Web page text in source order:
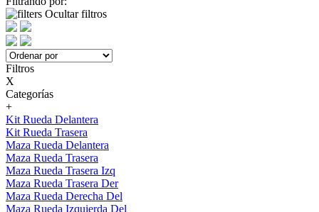
Ocultar filtros
Filtros
X
Categorías
+
Kit Rueda Delantera
Kit Rueda Trasera
Maza Rueda Delantera
Maza Rueda Trasera
Maza Rueda Trasera Izq
Maza Rueda Trasera Der
Maza Rueda Derecha Del
Maza Rueda Izquierda Del